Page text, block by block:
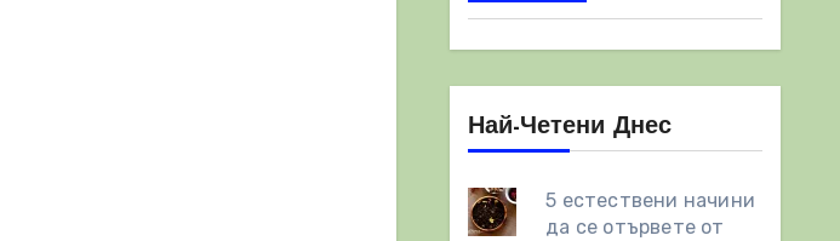
Най-Четени Днес
5 естествени начини
да се отървете от